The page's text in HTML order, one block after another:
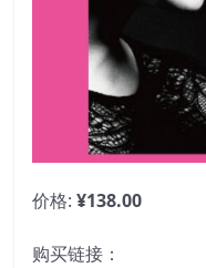
价格: ¥138.00
购买链接：